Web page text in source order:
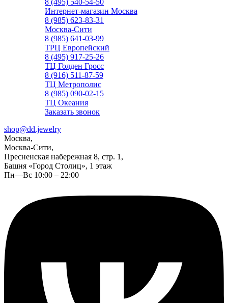
8 (495) 540-54-50
Интернет-магазин Москва
8 (985) 623-83-31
Москва-Сити
8 (985) 641-03-99
ТРЦ Европейский
8 (495) 917-25-26
ТЦ Голден Гросс
8 (916) 511-87-59
ТЦ Метрополис
8 (985) 090-02-15
ТЦ Океания
Заказать звонок
shop@dd.jewelry
Москва,
Москва-Сити,
Пресненская набережная 8, стр. 1,
Башня «Город Столиц», 1 этаж
Пн—Вс 10:00 – 22:00